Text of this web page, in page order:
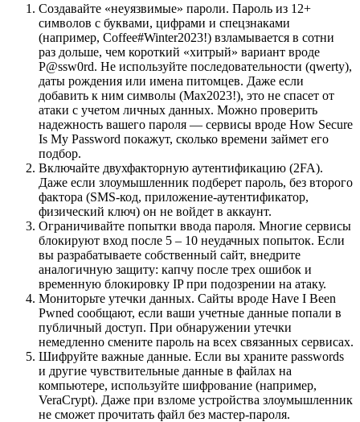
Создавайте «неуязвимые» пароли. Пароль из 12+
символов с буквами, цифрами и спецзнаками
(например, Coffee#Winter2023!) взламывается в сотни
раз дольше, чем короткий «хитрый» вариант вроде
P@ssw0rd. Не используйте последовательности (qwerty),
даты рождения или имена питомцев. Даже если
добавить к ним символы (Max2023!), это не спасет от
атаки с учетом личных данных. Можно проверить
надежность вашего пароля — сервисы вроде How Secure
Is My Password покажут, сколько времени займет его
подбор.
Включайте двухфакторную аутентификацию (2FA).
Даже если злоумышленник подберет пароль, без второго
фактора (SMS-код, приложение-аутентификатор,
физический ключ) он не войдет в аккаунт.
Ограничивайте попытки ввода пароля. Многие сервисы
блокируют вход после 5 – 10 неудачных попыток. Если
вы разрабатываете собственный сайт, внедрите
аналогичную защиту: капчу после трех ошибок и
временную блокировку IP при подозрении на атаку.
Мониторьте утечки данных. Сайты вроде Have I Been
Pwned сообщают, если ваши учетные данные попали в
публичный доступ. При обнаружении утечки
немедленно смените пароль на всех связанных сервисах.
Шифруйте важные данные. Если вы храните passwords
и другие чувствительные данные в файлах на
компьютере, используйте шифрование (например,
VeraCrypt). Даже при взломе устройства злоумышленник
не сможет прочитать файл без мастер-пароля.